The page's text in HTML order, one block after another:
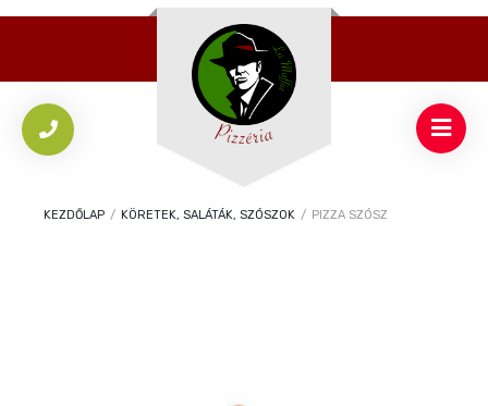
KEZDŐLAP / KÖRETEK, SALÁTÁK, SZÓSZOK / PIZZA SZÓSZ